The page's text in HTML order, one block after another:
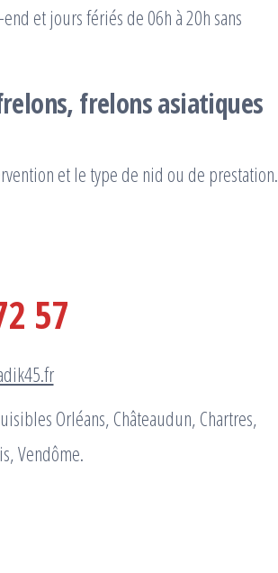
et jours fériés de 06h à 20h sans
frelons asiatiques
et le type de nid ou de prestation.
57
Orléans, Châteaudun, Chartres,
Vendôme.